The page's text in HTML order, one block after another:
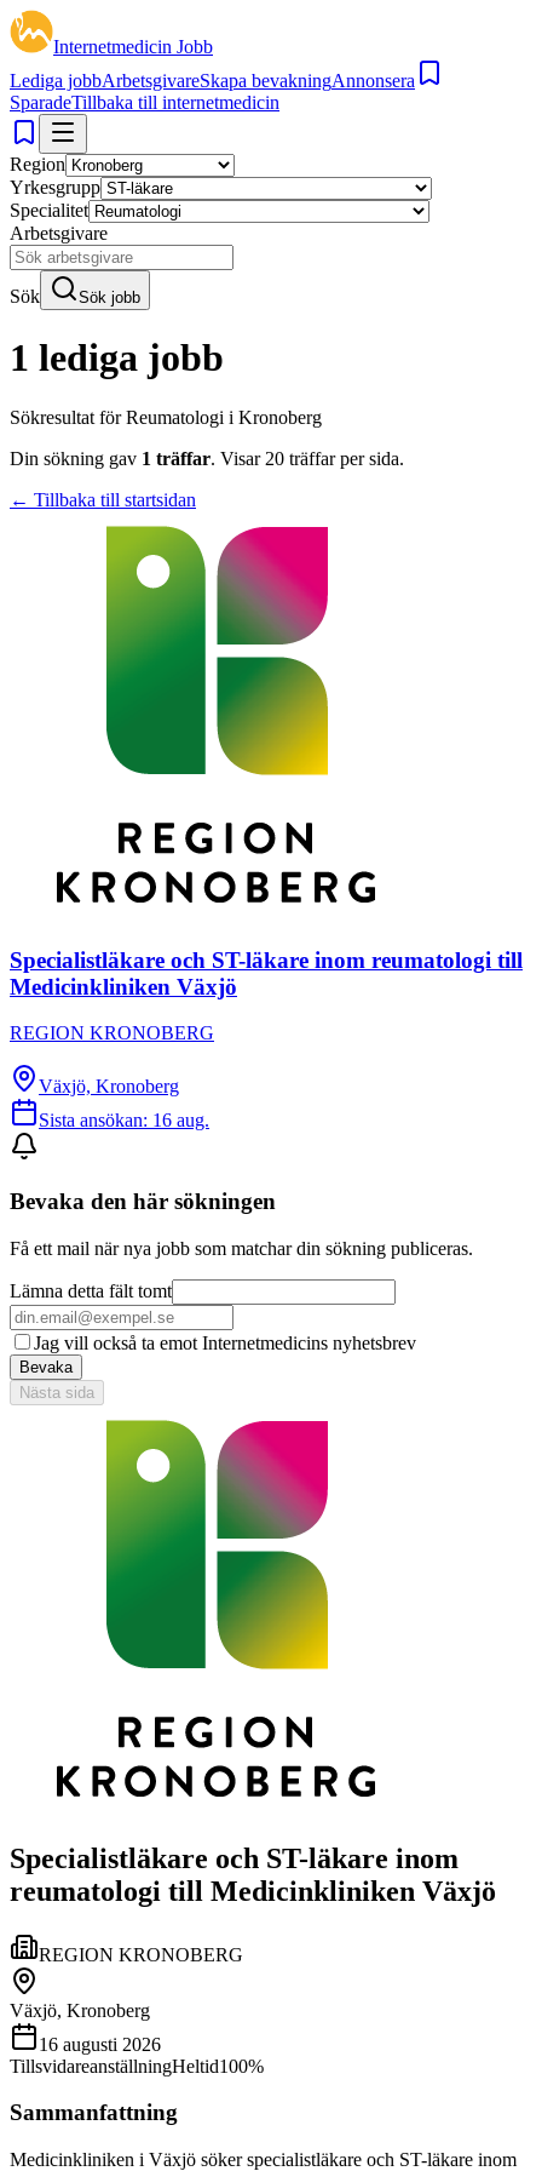
Internetmedicin Jobb
Lediga jobbArbetsgivareSkapa bevakningAnnonsera
SparadeTillbaka till internetmedicin
Region
Yrkesgrupp
Specialitet
Arbetsgivare
Sök Sök jobb
1 lediga jobb
Sökresultat förReumatologi i Kronoberg
Din sökning gav 1 träffar. Visar 20 träffar per sida.
← Tillbaka till startsidan
Specialistläkare och ST-läkare inom reumatologi till
Medicinkliniken Växjö
REGION KRONOBERG
Växjö, Kronoberg
Sista ansökan: 16 aug.
Bevaka den här sökningen
Få ett mail när nya jobb som matchar din sökning publiceras.
Lämna detta fält tomt
Jag vill också ta emot Internetmedicins nyhetsbrev
Bevaka
Nästa sida
Specialistläkare och ST-läkare inom
reumatologi till Medicinkliniken Växjö
REGION KRONOBERG
Växjö, Kronoberg
16 augusti 2026
TillsvidareanställningHeltid100%
Sammanfattning
Medicinkliniken i Växjö söker specialistläkare och ST-läkare inom